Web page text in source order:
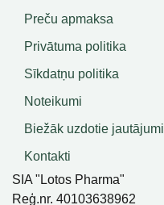
Preču apmaksa
Privātuma politika
Sīkdatņu politika
Noteikumi
Biežāk uzdotie jautājumi
Kontakti
SIA "Lotos Pharma"
Reģ.nr. 40103638962